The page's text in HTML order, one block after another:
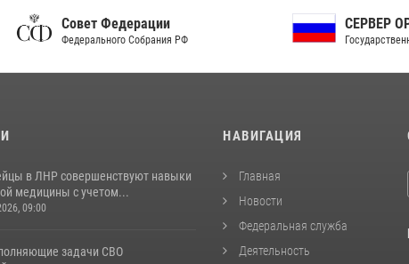
Федерации
Собрания РФ
СЕРВЕР ОРГАНОВ
Государственной власти РФ
в ЛНР совершенствуют навыки
медицины с учетом...
09:00
задачи СВО
НАВИГАЦИЯ
Главная
Новости
Федеральная служба
Деятельность